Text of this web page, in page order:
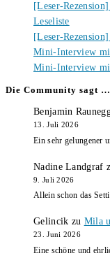
[Leser-
Leseliste
[Leser-
Mini-Interview
Mini-Interview
Die Community sagt …
Benjamin
13. Juli 2026
Ein sehr gelungener
Nadine Landgraf
9. Juli 2026
Allein schon das
Gelincik zu Mila
23. Juni 2026
Eine schöne und